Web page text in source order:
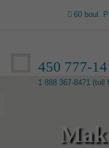
60 boul.
450 777-
1 888 367-8471 (toll